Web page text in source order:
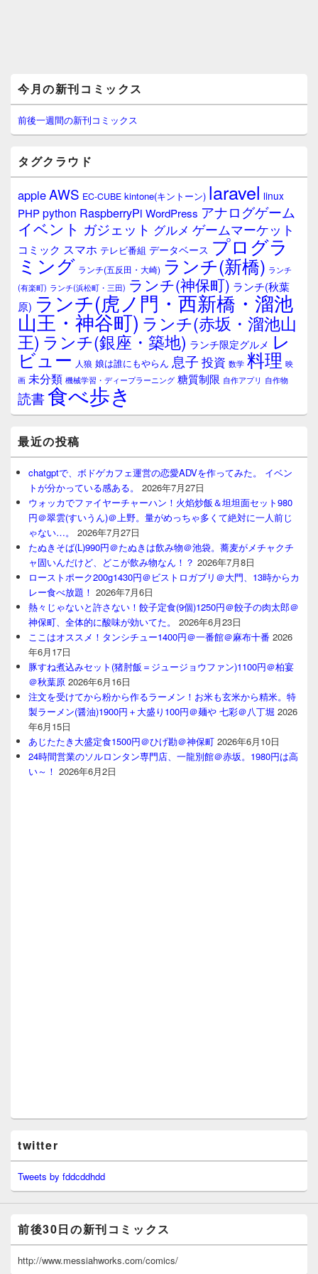
イ
ン
サ
イ
ウ
ィ
ジ
ェ
ア
今月の新刊コミックス
前後一週間の新刊コミックス
タグクラウド
appleAWS EC-CUBE kintone(キントーン) laravel linux
PHPpython RaspberryPi WordPress アナログゲーム
イベント ガジェット グルメ ゲームマーケット
コミック スマホ テレビ番組 データベース プログラ
ミング ランチ(五反田・大崎) ランチ(新橋) ランチ
(有楽町) ランチ(浜松町・三田) ランチ(神保町) ランチ(秋葉
原) ランチ(虎ノ門・西新橋・溜池
山王・神谷町) ランチ(赤坂・溜池山
王) ランチ(銀座・築地) ランチ限定グルメ レ
ビュー 人狼 娘は誰にもやらん 息子 投資 数学 料理 映
画 未分類 機械学習・ディープラーニング 糖質制限 自作アプリ 自作物
読書食べ歩き
最近の投稿
chatgptで、ボドゲカフェ運営の恋愛ADVを作ってみた。 イベン
トが分かっている感ある。
2026年7月27日
ウォッカでファイヤーチャーハン！火焰炒飯＆坦坦面セット980
円＠翠雲(すいうん)＠上野。量がめっちゃ多くて絶対に一人前じ
ゃない…。
2026年7月27日
たぬきそば(L)990円＠たぬきは飲み物＠池袋。蕎麦がメチャクチ
ャ固いんだけど、どこが飲み物なん！？ 2026年7月8日
ローストポーク200g1430円＠ビストロガブリ＠大門、13時からカ
レー食べ放題！ 2026年7月6日
熱々じゃないと許さない！餃子定食(9個)1250円＠餃子の肉太郎＠
神保町、全体的に酸味が効いてた。
2026年6月23日
ここはオススメ！タンシチュー1400円＠一番館＠麻布十番 2026
年6月17日
豚すね煮込みセット(猪肘飯＝ジュージョウファン)1100円＠柏宴
＠秋葉原 2026年6月16日
注文を受けてから粉から作るラーメン！お米も玄米から精米。特
製ラーメン(醤油)1900円＋大盛り100円＠麺や 七彩＠八丁堀 2026
年6月15日
あじたたき大盛定食1500円＠ひげ勘＠神保町 2026年6月10日
24時間営業のソルロンタン専門店、一龍別館＠赤坂。1980円は高
い～！ 2026年6月2日
twitter
Tweets by fddcddhdd
前後30日の新刊コミックス
http://www.messiahworks.com/comics/